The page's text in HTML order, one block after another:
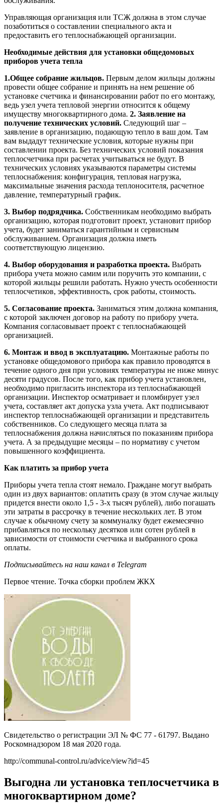
Управляющая организация или ТСЖ должна в этом случае
позаботиться о составлении специального акта и
предоставить его теплоснабжающей организации.
Необходимые действия для установки общедомовых
приборов учета тепла
1.Общее собрание жильцов. Первым делом жильцы должны
провести общее собрание и принять на нем решение об
установке счетчика и финансировании работ по его монтажу,
ведь узел учета тепловой энергии относится к общему
имуществу многоквартирного дома. 2. Заявление на
получение технических условий. Следующий шаг –
заявление в организацию, подающую тепло в ваш дом. Там
вам выдадут технические условия, которые нужны при
составлении проекта. Без технических условий показания
теплосчетчика при расчетах учитываться не будут. В
технических условиях указываются параметры системы
теплоснабжения: конфигурация, тепловая нагрузка,
максимальные значения расхода теплоносителя, расчетное
давление, температурный график.
3. Выбор подрядчика. Собственникам необходимо выбрать
организацию, которая подготовит проект, установит прибор
учета, будет заниматься гарантийным и сервисным
обслуживанием. Организация должна иметь
соответствующую лицензию.
4. Выбор оборудования и разработка проекта. Выбрать
прибора учета можно самим или поручить это компании, с
которой жильцы решили работать. Нужно учесть особенности
теплосчетиков, эффективность, срок работы, стоимость.
5. Согласование проекта. Заниматься этим должна компания,
с которой заключен договор на работу по прибору учета.
Компания согласовывает проект с теплоснабжающей
организацией.
6. Монтаж и ввод в эксплуатацию. Монтажные работы по
установке общедомового прибора как правило проводятся в
течение одного дня при условиях температуры не ниже минус
десяти градусов. После того, как прибор учета установлен,
необходимо пригласить инспектора из теплоснабжающей
организации. Инспектор осматривает и пломбирует узел
учета, составляет акт допуска узла учета. Акт подписывают
инспектор теплоснабжающей организации и представитель
собственников. Со следующего месяца плата за
теплоснабжения должна начисляться по показаниям прибора
учета. А за предыдущие месяцы – по нормативу с учетом
повышенного коэффициента.
Как платить за прибор учета
Приборы учета тепла стоят немало. Граждане могут выбрать
один из двух вариантов: оплатить сразу (в этом случае жильцу
придется внести около 1,5 - 3-х тысяч рублей), либо погашать
эти затраты в рассрочку в течение нескольких лет. В этом
случае к обычному счету за коммуналку будет ежемесячно
прибавляться по нескольку десятков или сотен рублей в
зависимости от стоимости счетчика и выбранного срока
оплаты.
Подписывайтесь на наш канал в Telegram
Первое чтение. Точка сборки проблем ЖКХ
Свидетельство о регистрации ЭЛ № ФС 77 - 61797. Выдано
Роскомнадзором 18 мая 2020 года.
http://communal-control.ru/advice/view?id=45
Выгодна ли установка теплосчетчика в
многоквартирном доме?